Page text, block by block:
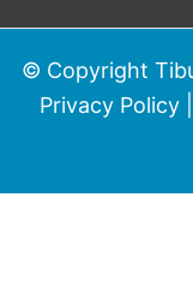
© Copyright
Privacy Policy|